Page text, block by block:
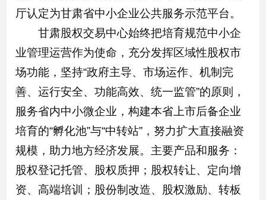
厅认定为甘肃省中小企业公共服务示范平台。
甘肃股权交易中心始终把培育规范中小企
业管理运营作为使命，充分发挥区域性股权市
场功能，坚持“政府主导、市场运作、机制完
善、运行安全、功能高效、统一监管”的原则，
服务省内中小微企业，构建本省上市后备企业
培育的“孵化池”与“中转站”，努力扩大直接融资
规模，助力地方经济发展。主要产品和服务：
股权登记托管、股权质押；股权转让、定向增
资、高端培训；股份制改造、股权激励、转板